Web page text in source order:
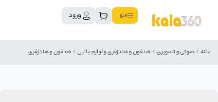
منو ورود
خانه صوتی و تصویری هدفون و هندزفری و لوازم جانبی هدفون و هندزفری